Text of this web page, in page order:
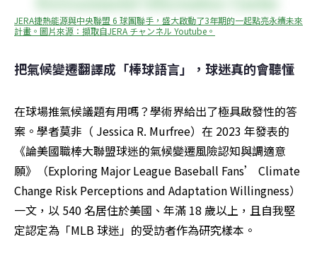
JERA捷熱能源與中央聯盟 6 球團聯手，盛大啟動了3年期的一起點亮永續未來
計畫。圖片來源：擷取自JERA チャンネル Youtube。
把氣候變遷翻譯成「棒球語言」，球迷真的會聽懂
在球場推氣候議題有用嗎？學術界給出了極具啟發性的答
案。學者莫非（ Jessica R. Murfree）在 2023 年發表的
《論美國職棒大聯盟球迷的氣候變遷風險認知與調適意
願》（Exploring Major League Baseball Fans’ Climate
Change Risk Perceptions and Adaptation Willingness）
一文，以 540 名居住於美國、年滿 18 歲以上，且自我堅
定認定為「MLB 球迷」的受訪者作為研究樣本。